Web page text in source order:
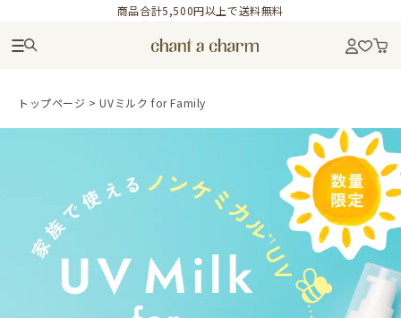
商品合計5,500円以上で送料無料
トップページ > UVミルク for Family